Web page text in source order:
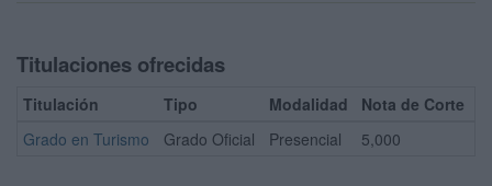
Titulaciones ofrecidas
Titulación Tipo Modalidad
Nota de Corte
Grado en Turismo
Grado Oficial Presencial 5,000